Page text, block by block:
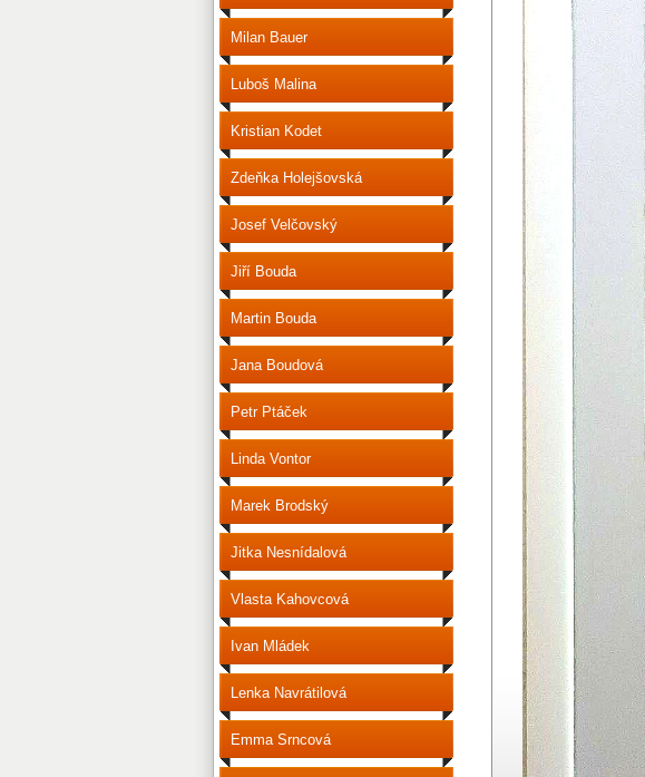
Milan Bauer
Luboš Malina
Kristian Kodet
Zdeňka Holejšovská
Josef Velčovský
Jiří Bouda
Martin Bouda
Jana Boudová
Petr Ptáček
Linda Vontor
Marek Brodský
Jitka Nesnídalová
Vlasta Kahovcová
Ivan Mládek
Lenka Navrátilová
Emma Srncová